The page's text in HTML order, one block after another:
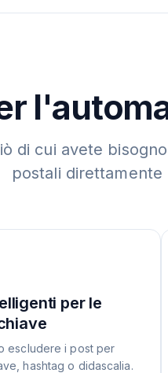
di cui avete
postali
per le
escludere i post per
hashtag o didascalia.